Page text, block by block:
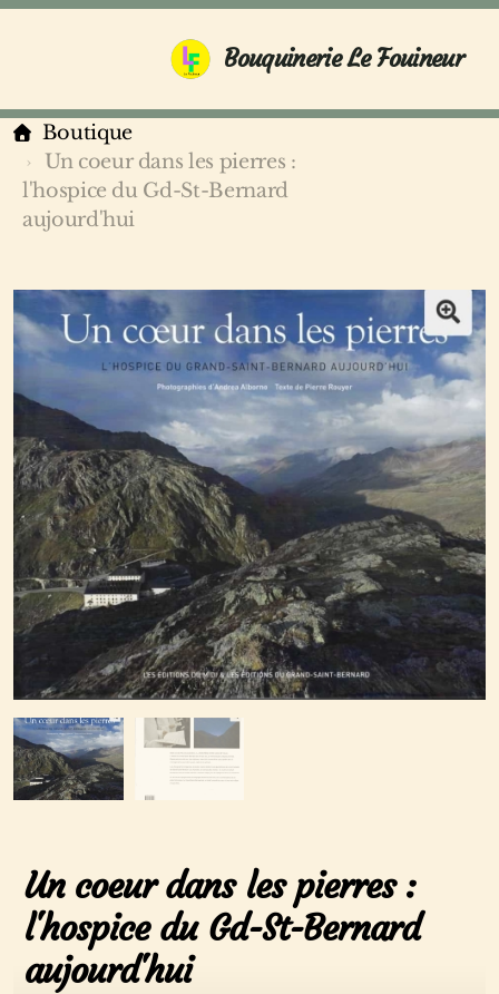
Bouquinerie Le Fouineur
Boutique
Un coeur dans les pierres :
l'hospice du Gd-St-Bernard
aujourd'hui
Un coeur dans les pierres :
l'hospice du Gd-St-Bernard
aujourd'hui